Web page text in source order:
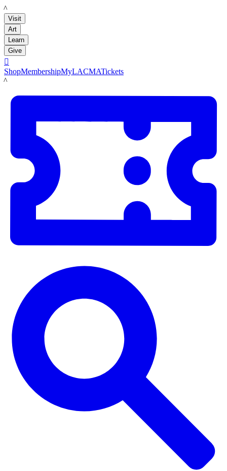
LACMA
Visit
Art
Learn
Give

ShopMembershipMyLACMATickets
LACMA